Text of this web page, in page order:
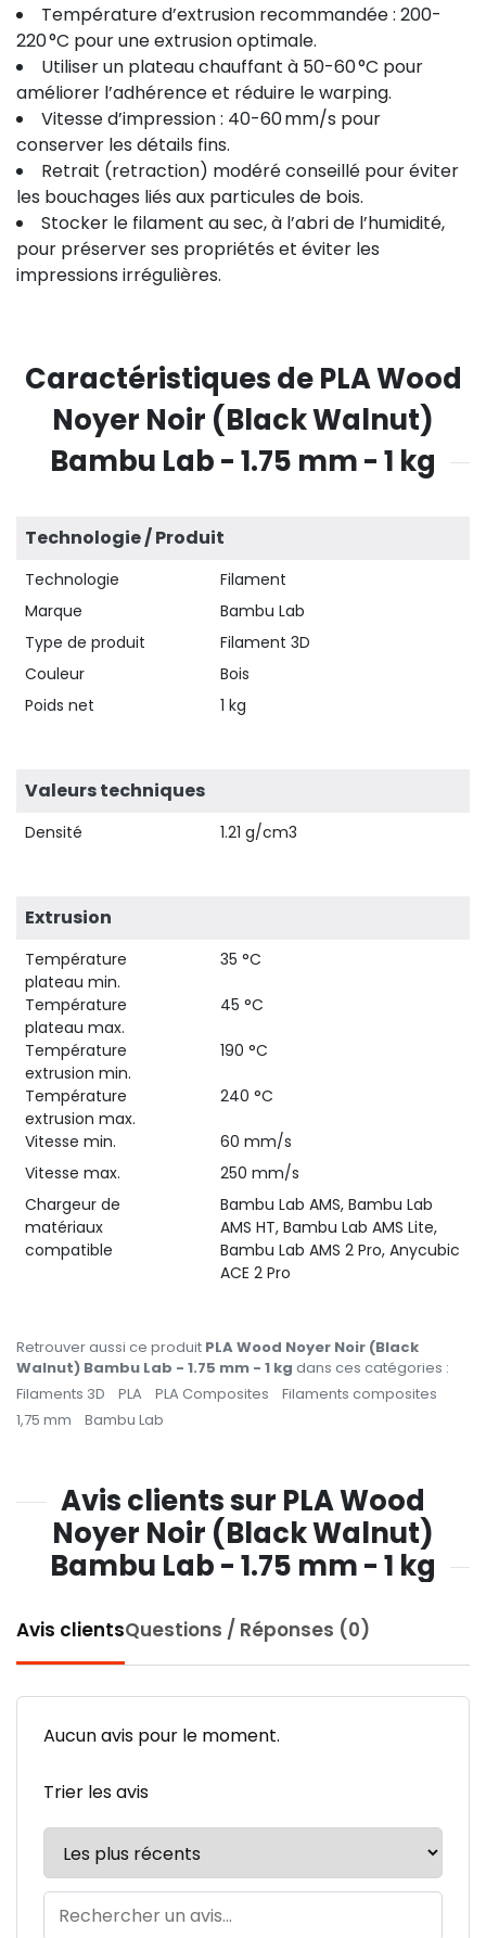
Température d’extrusion recommandée : 200-
220 °C pour une extrusion optimale.
Utiliser un plateau chauffant à 50-60 °C pour
améliorer l’adhérence et réduire le warping.
Vitesse d’impression : 40-60 mm/s pour
conserver les détails fins.
Retrait (retraction) modéré conseillé pour éviter
les bouchages liés aux particules de bois.
Stocker le filament au sec, à l’abri de l’humidité,
pour préserver ses propriétés et éviter les
impressions irrégulières.
Caractéristiques de PLA Wood
Noyer Noir (Black Walnut)
Bambu Lab - 1.75 mm - 1 kg
Technologie / Produit
Technologie
Filament
Marque
Bambu Lab
Type de produit
Filament 3D
Couleur
Bois
Poids net
1 kg
Valeurs techniques
Densité 1.21 g/cm3
Extrusion
Température
plateau min.
35 °C
Température
plateau max.
45 °C
Température
extrusion min.
190 °C
Température
extrusion max.
240 °C
Vitesse min.
60 mm/s
Vitesse max.
250 mm/s
Chargeur de
matériaux
compatible
Bambu Lab AMS, Bambu Lab
AMS HT, Bambu Lab AMS Lite,
Bambu Lab AMS 2 Pro, Anycubic
ACE 2 Pro
Retrouver aussi ce produit PLA Wood Noyer Noir (Black
Walnut) Bambu Lab - 1.75 mm - 1 kg dans ces catégories :
Filaments 3D
PLA PLA Composites
Filaments composites
1,75 mm
Bambu Lab
Avis clients sur PLA Wood
Noyer Noir (Black Walnut)
Bambu Lab - 1.75 mm - 1 kg
Avis clientsQuestions / Réponses (0)
Aucun avis pour le moment.
Trier les avis